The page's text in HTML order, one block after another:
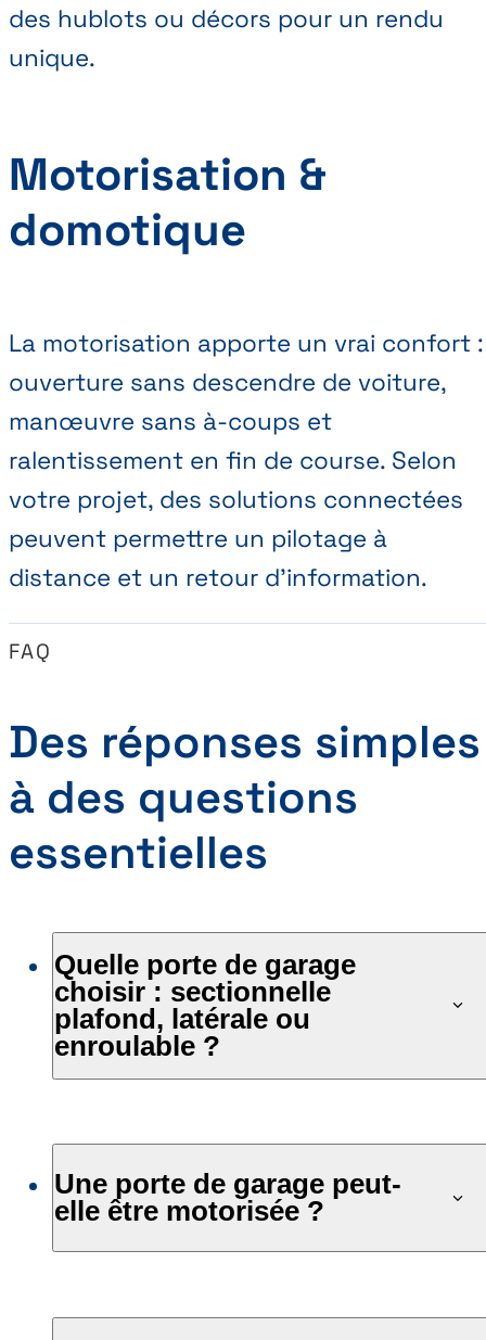
des hublots ou décors pour un rendu
unique.
Motorisation &
domotique
La motorisation apporte un vrai confort :
ouverture sans descendre de voiture,
manœuvre sans à-coups et
ralentissement en fin de course. Selon
votre projet, des solutions connectées
peuvent permettre un pilotage à
distance et un retour d’information.
FAQ
Des réponses simples
à des questions
essentielles
Quelle porte de garage
choisir : sectionnelle
plafond, latérale ou
enroulable ?
Une porte de garage peut-
elle être motorisée ?